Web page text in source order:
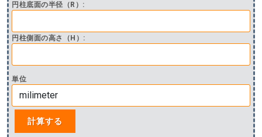
円柱底面の半径（R）:
円柱側面の高さ（H）:
単位